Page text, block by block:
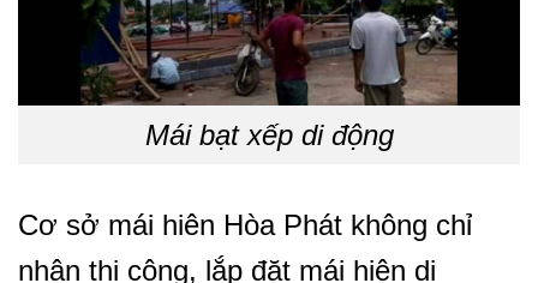
Mái bạt xếp di động
Cơ sở mái hiên Hòa Phát không chỉ
nhận thi công, lắp đặt mái hiện di